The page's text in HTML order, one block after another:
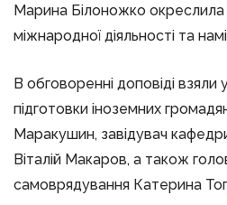
Марина Білоножко
міжнародної діяльності та
В обговоренні доповіді
підготовки іноземних
Маракушин, завідувач
Віталій Макаров, а також
самоврядування Катерина